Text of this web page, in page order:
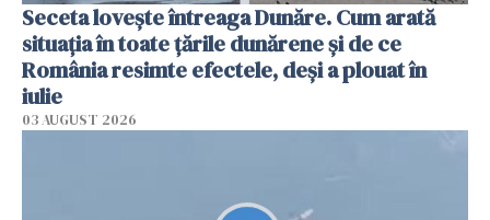
Seceta lovește întreaga Dunăre. Cum arată
situația în toate țările dunărene și de ce
România resimte efectele, deși a plouat în
iulie
03 AUGUST 2026